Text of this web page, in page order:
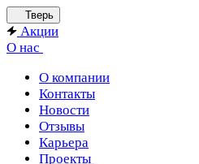
Тверь
Акции
О нас
О компании
Контакты
Новости
Отзывы
Карьера
Проекты